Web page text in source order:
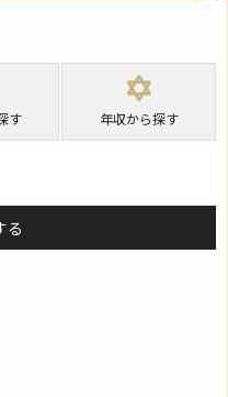
す 年収から探す
る